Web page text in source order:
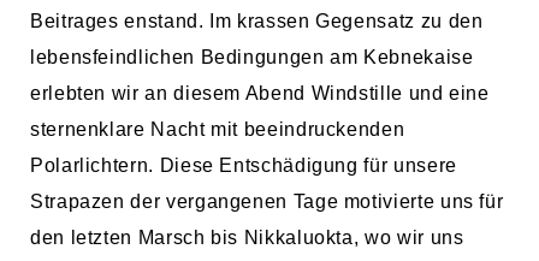
Beitrages enstand. Im krassen Gegensatz zu den
lebensfeindlichen Bedingungen am Kebnekaise
erlebten wir an diesem Abend Windstille und eine
sternenklare Nacht mit beeindruckenden
Polarlichtern. Diese Entschädigung für unsere
Strapazen der vergangenen Tage motivierte uns für
den letzten Marsch bis Nikkaluokta, wo wir uns